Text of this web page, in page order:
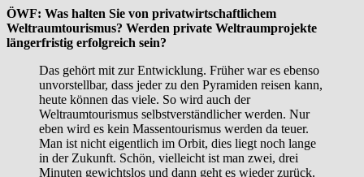
ÖWF: Was halten Sie von privatwirtschaftlichem
Weltraumtourismus? Werden private Weltraumprojekte
längerfristig erfolgreich sein?
Das gehört mit zur Entwicklung. Früher war es ebenso
unvorstellbar, dass jeder zu den Pyramiden reisen kann,
heute können das viele. So wird auch der
Weltraumtourismus selbstverständlicher werden. Nur
eben wird es kein Massentourismus werden da teuer.
Man ist nicht eigentlich im Orbit, dies liegt noch lange
in der Zukunft. Schön, vielleicht ist man zwei, drei
Minuten gewichtslos und dann geht es wieder zurück.